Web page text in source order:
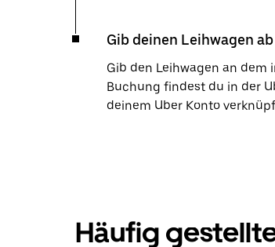
Gib deinen Leihwagen ab
Gib den Leihwagen an dem
Buchung findest du in der
deinem Uber Konto
Häufig